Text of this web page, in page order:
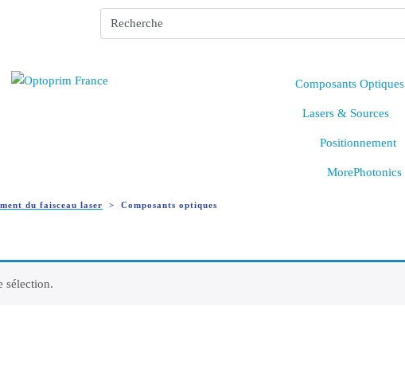
Composants Optiques
Lasers & Sources
Positionnement
MorePhotonics
du faisceau laser Composants optiques
sélection.